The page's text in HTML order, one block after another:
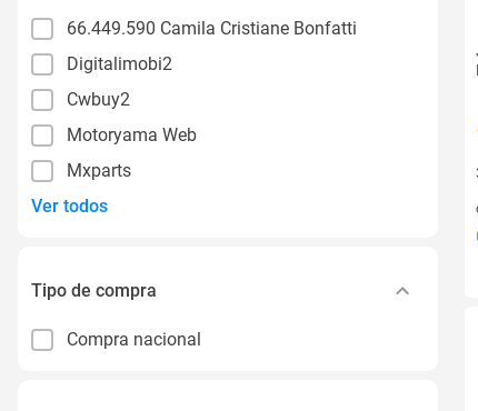
66.449.590 Camila Cristiane Bonfatti
Digitalimobi2
Cwbuy2
Motoryama Web
Mxparts
Ver todos
Tipo de compra
Compra nacional